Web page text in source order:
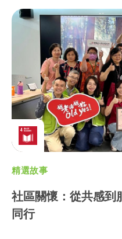
精選故事
社區關懷：從共感到
同行